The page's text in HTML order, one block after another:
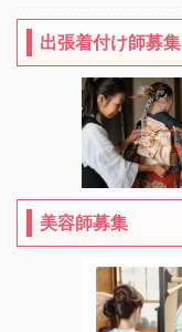
出張着付け師募集
美容師募集